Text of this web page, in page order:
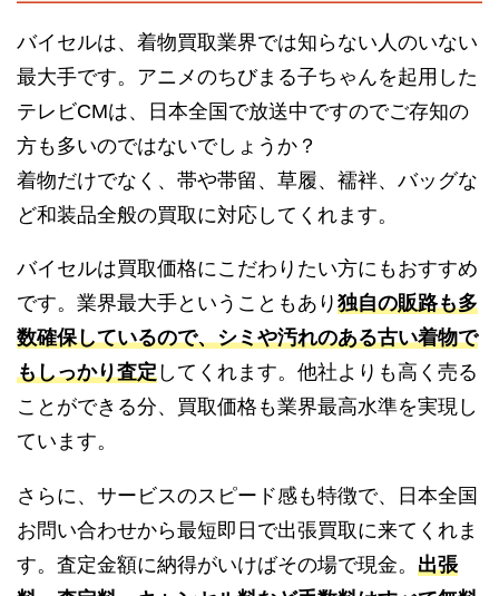
バイセルは、着物買取業界では知らない人のいない
最大手です。アニメのちびまる子ちゃんを起用した
テレビCMは、日本全国で放送中ですのでご存知の
方も多いのではないでしょうか？
着物だけでなく、帯や帯留、草履、襦袢、バッグな
ど和装品全般の買取に対応してくれます。
バイセルは買取価格にこだわりたい方にもおすすめ
です。業界最大手ということもあり 独自の販路も多
数確保しているので、シミや汚れのある古い着物で
もしっかり査定 してくれます。他社よりも高く売る
ことができる分、買取価格も業界最高水準を実現し
ています。
さらに、サービスのスピード感も特徴で、日本全国
お問い合わせから最短即日で出張買取に来てくれま
す。査定金額に納得がいけばその場で現金。 出張